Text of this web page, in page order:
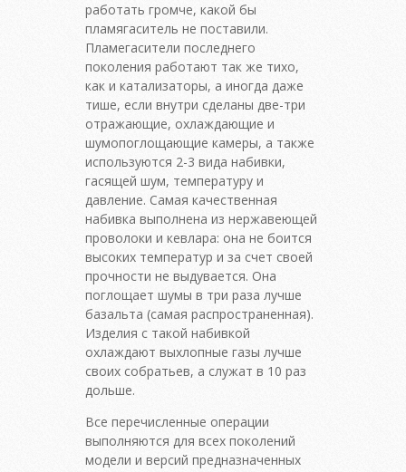
работать громче, какой бы
пламягаситель не поставили.
Пламегасители последнего
поколения работают так же тихо,
как и катализаторы, а иногда даже
тише, если внутри сделаны две-три
отражающие, охлаждающие и
шумопоглощающие камеры, а также
используются 2-3 вида набивки,
гасящей шум, температуру и
давление. Самая качественная
набивка выполнена из нержавеющей
проволоки и кевлара: она не боится
высоких температур и за счет своей
прочности не выдувается. Она
поглощает шумы в три раза лучше
базальта (самая распространенная).
Изделия с такой набивкой
охлаждают выхлопные газы лучше
своих собратьев, а служат в 10 раз
дольше.
Все перечисленные операции
выполняются для всех поколений
модели и версий предназначенных